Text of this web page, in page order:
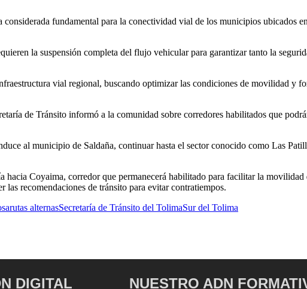
fundamental para la conectividad vial de los municipios ubicados
la suspensión completa del flujo vehicular para garantizar tanto la
vial regional, buscando optimizar las condiciones de movilidad y
de Tránsito informó a la comunidad sobre corredores habilitados que
al municipio de Saldaña, continuar hasta el sector conocido como Las
Coyaima, corredor que permanecerá habilitado para facilitar la
recomendaciones de tránsito para evitar contratiempos.
rutas alternasSecretaría de Tránsito del TolimaSur del Tolima
DIGITAL NUESTRO ADN